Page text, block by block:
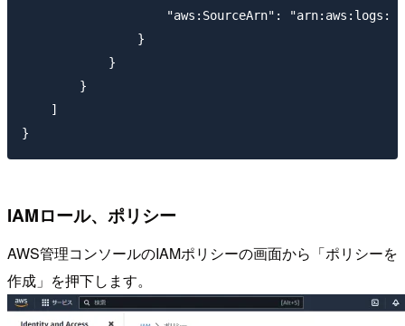
"aws:SourceArn": "arn:aws:logs:【
                }
            }
        }
    ]
IAMロール、ポリシー
AWS管理コンソールのIAMポリシーの画面から「ポリシーを
作成」を押下します。